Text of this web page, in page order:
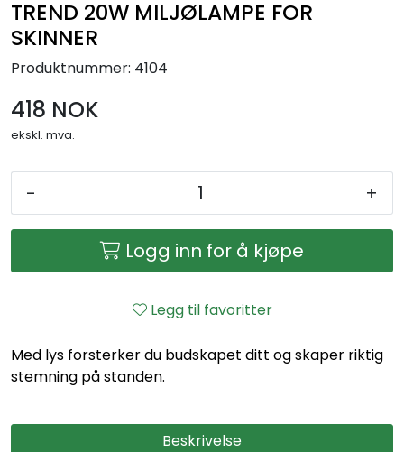
TREND 20W MILJØLAMPE FOR
SKINNER
Produktnummer: 4104
418 NOK
ekskl. mva.
- +
Logg inn for å kjøpe
Legg til favoritter
Med lys forsterker du budskapet ditt og skaper riktig
stemning på standen.
Beskrivelse